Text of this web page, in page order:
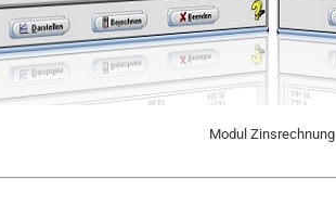
Modul Zinsrechnung